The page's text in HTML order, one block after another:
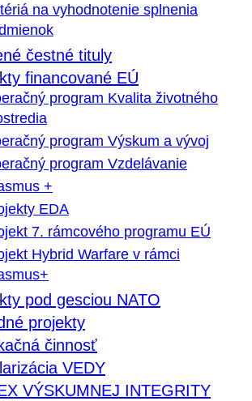
na vyhodnotenie splnenia
čestné tituly
financované EÚ
program Kvalita životného
program Výskum a vývoj
program Vzdelávanie
+
EDA
7. rámcového programu EÚ
Hybrid Warfare v rámci
pod gesciou NATO
projekty
činnosť
VEDY
VÝSKUMNEJ INTEGRITY